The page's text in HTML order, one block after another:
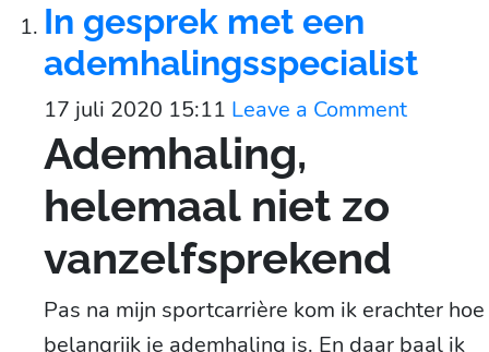
In gesprek met een
ademhalingsspecialist
17 juli 2020 15:11 Leave a Comment
Ademhaling,
helemaal niet zo
vanzelfsprekend
Pas na mijn sportcarrière kom ik erachter hoe
belangrijk je ademhaling is. En daar baal ik